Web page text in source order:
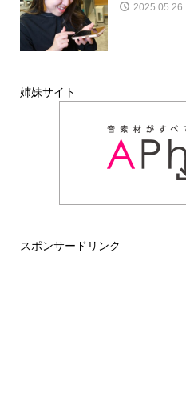
2025.05.26
姉妹サイト
スポンサードリンク